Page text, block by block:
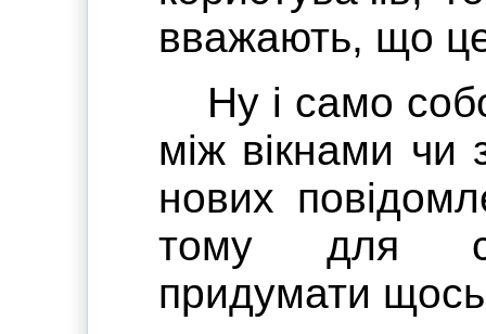
вважають, що
Ну і само
між вікнами чи
нових
тому для
придумати